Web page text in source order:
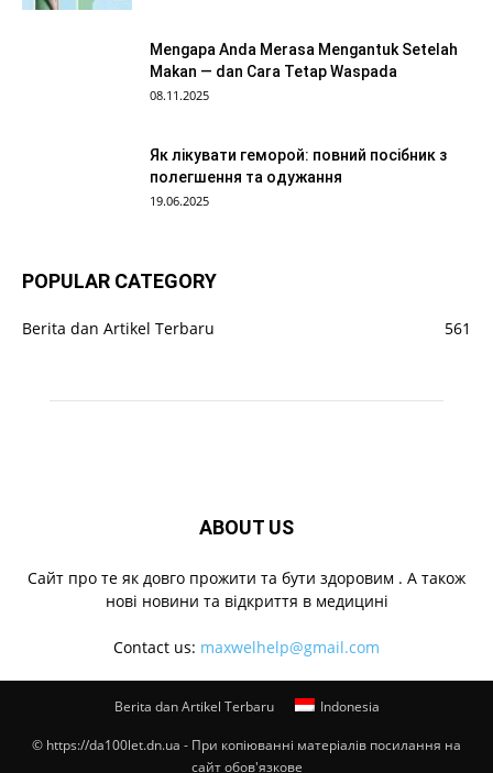
Mengapa Anda Merasa Mengantuk Setelah
Makan — dan Cara Tetap Waspada
08.11.2025
Як лікувати геморой: повний посібник з
полегшення та одужання
19.06.2025
POPULAR CATEGORY
Berita dan Artikel Terbaru 561
ABOUT US
Cайт про те як довго прожити та бути здоровим . А також
нові новини та відкриття в медицині
Contact us: maxwelhelp@gmail.com
Berita dan Artikel Terbaru Indonesia
© https://da100let.dn.ua - При копіюванні матеріалів посилання на
сайт обов'язкове